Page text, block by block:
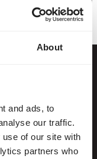
About
and ads, to
our traffic.
of our site with
partners who
down